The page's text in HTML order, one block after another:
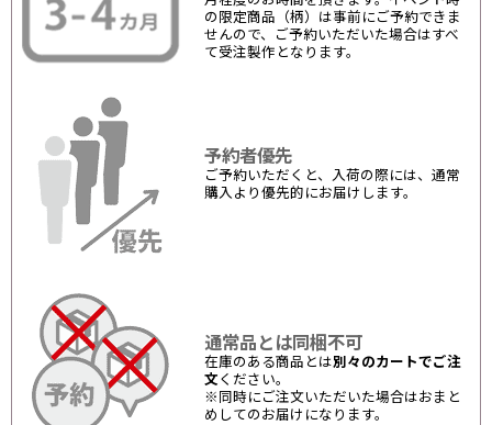
の限定商品（柄）は事前にご予約できま
せんので、ご予約いただいた場合はすべ
て受注製作となります。
予約者優先
ご予約いただくと、入荷の際には、通常
購入より優先的にお届けします。
通常品とは同梱不可
在庫のある商品とは別々のカートでご注
文 ください。
※同時にご注文いただいた場合はおまと
めしてのお届けになります。